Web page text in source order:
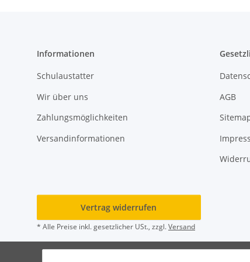
Informationen
Schulaustatter
Wir über uns
Zahlungsmöglichkeiten
Versandinformationen
AGB
Vertrag widerrufen
* Alle Preise inkl. gesetzlicher USt., zzgl.Versand